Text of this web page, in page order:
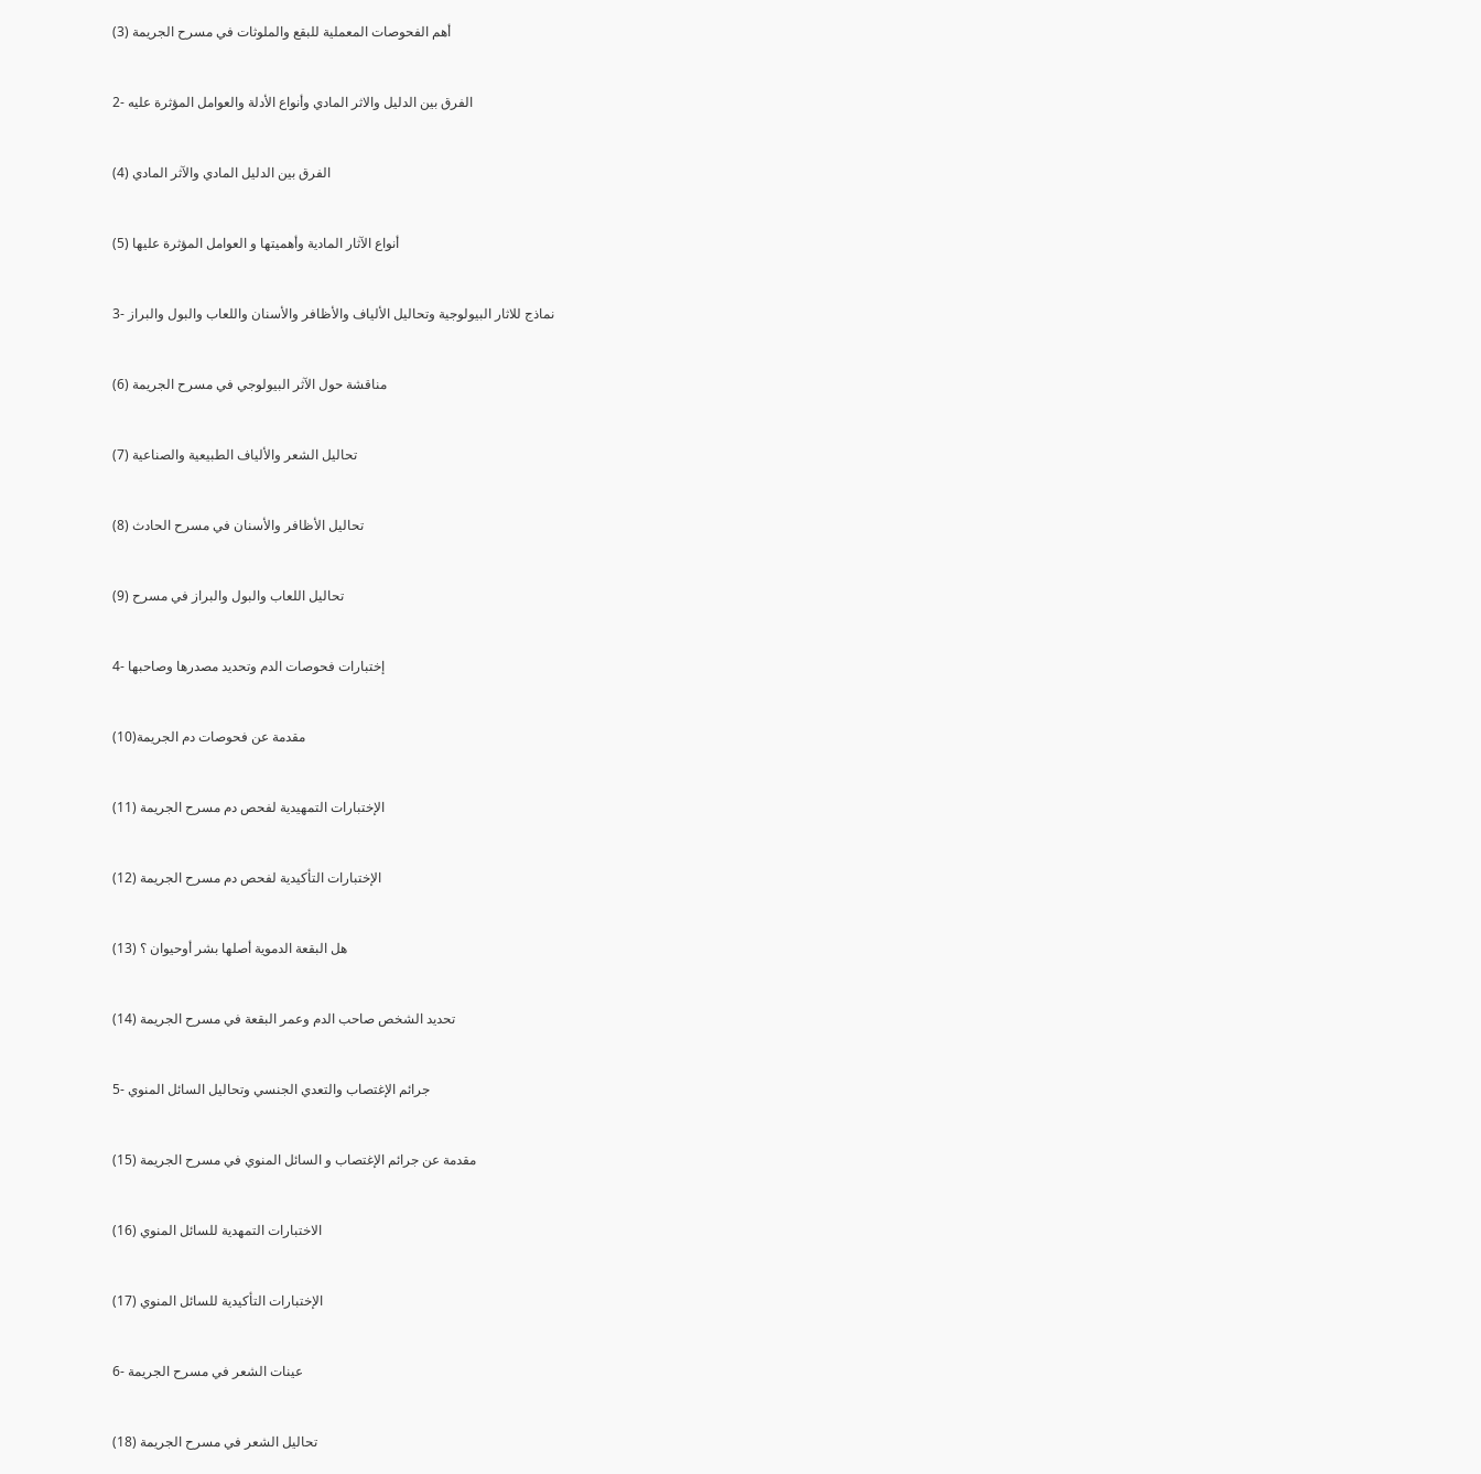
(3) أهم الفحوصات المعملية للبقع والملوثات في مسرح الجريمة
2- الفرق بين الدليل والاثر المادي وأنواع الأدلة والعوامل المؤثرة عليه
(4) الفرق بين الدليل المادي والآثر المادي
(5) أنواع الآثار المادية وأهميتها و العوامل المؤثرة عليها
3- نماذج للاثار البيولوجية وتحاليل الألياف والأظافر والأسنان واللعاب والبول والبراز
(6) مناقشة حول الآثر البيولوجي في مسرح الجريمة
(7) تحاليل الشعر والألياف الطبيعية والصناعية
(8) تحاليل الأظافر والأسنان في مسرح الحادث
(9) تحاليل اللعاب والبول والبراز في مسرح
4- إختبارات فحوصات الدم وتحديد مصدرها وصاحبها
(10)مقدمة عن فحوصات دم الجريمة
(11) الإختبارات التمهيدية لفحص دم مسرح الجريمة
(12) الإختبارات التأكيدية لفحص دم مسرح الجريمة
(13) هل البقعة الدموية أصلها بشر أوحيوان ؟
(14) تحديد الشخص صاحب الدم وعمر البقعة في مسرح الجريمة
5- جرائم الإغتصاب والتعدي الجنسي وتحاليل السائل المنوي
(15) مقدمة عن جرائم الإغتصاب و السائل المنوي في مسرح الجريمة
(16) الاختبارات التمهدية للسائل المنوي
(17) الإختبارات التأكيدية للسائل المنوي
6- عينات الشعر في مسرح الجريمة
(18) تحاليل الشعر في مسرح الجريمة